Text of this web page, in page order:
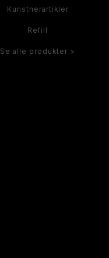
Kunstnerartikler
Refill
Se alle produkter >